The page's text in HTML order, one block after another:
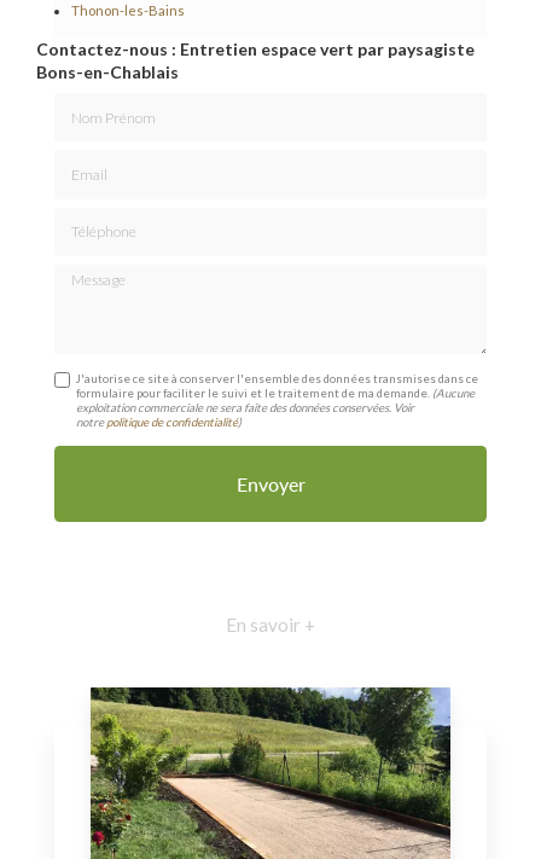
Thonon-les-Bains
Contactez-nous : Entretien espace vert par paysagiste
Bons-en-Chablais
Message
J'autorise ce site à conserver l'ensemble des données transmises dans ce
formulaire pour faciliter le suivi et le traitement de ma demande. (Aucune
exploitation commerciale ne sera faite des données conservées. Voir
notrepolitique de confidentialité)
En savoir +